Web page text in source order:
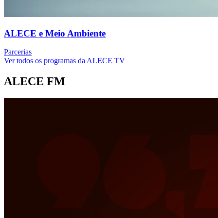
ALECE e Meio Ambiente
Parcerias
Ver todos os programas da ALECE TV
ALECE FM